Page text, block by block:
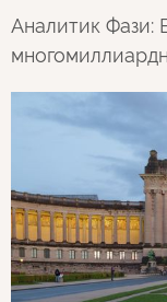
Аналитик Фази: